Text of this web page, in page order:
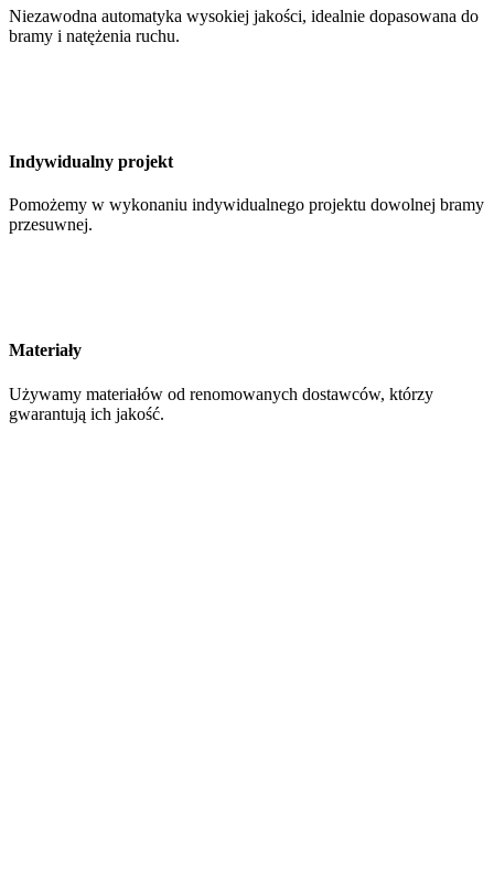
Niezawodna automatyka wysokiej jakości, idealnie dopasowana do
bramy i natężenia ruchu.
Indywidualny projekt
Pomożemy w wykonaniu indywidualnego projektu dowolnej bramy
przesuwnej.
Materiały
Używamy materiałów od renomowanych dostawców, którzy
gwarantują ich jakość.